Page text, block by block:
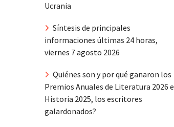
Ucrania
Síntesis de principales
informaciones últimas 24 horas,
viernes 7 agosto 2026
Quiénes son y por qué ganaron los
Premios Anuales de Literatura 2026 e
Historia 2025, los escritores
galardonados?